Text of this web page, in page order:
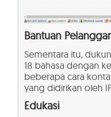
Bantuan
Sementara itu,
18 bahasa dengan
beberapa cara
yang didirikan oleh
Edukasi